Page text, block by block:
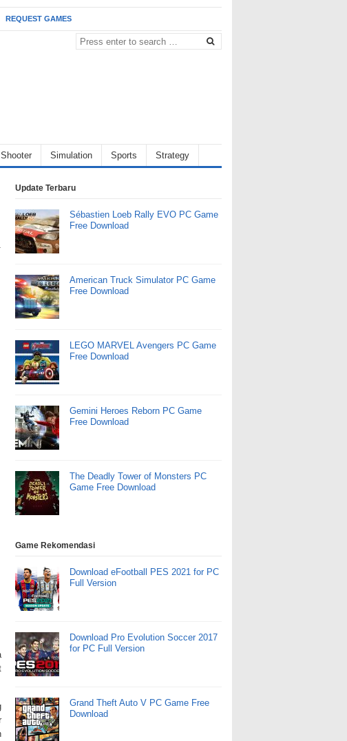
REQUEST GAMES
Shooter Simulation Sports Strategy
Update Terbaru
Sébastien Loeb Rally EVO PC Game
Free Download
American Truck Simulator PC Game
Free Download
LEGO MARVEL Avengers PC Game
Free Download
Gemini Heroes Reborn PC Game
Free Download
The Deadly Tower of Monsters PC
Game Free Download
Game Rekomendasi
Download eFootball PES 2021 for PC
Full Version
Download Pro Evolution Soccer 2017
for PC Full Version
Grand Theft Auto V PC Game Free
Download